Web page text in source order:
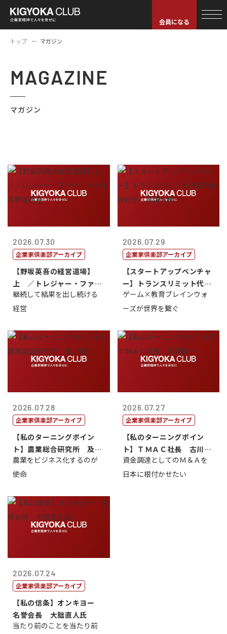
会員になる
トップ マガジン
MAGAZINE
マガジン
2026.07.30
企業家倶楽部アーカイブ
【野坂英吾の経営道場】
上 ／トレジャー・ファク
トリー社長野坂...
継続して結果を出し続ける
経営
2026.07.29
企業家倶楽部アーカイブ
【スタートアップベンチャ
ー】トランスリミット代表
取締役社長 ...
ゲーム×教育ブレインウォ
ーズが世界を繋ぐ
2026.07.28
企業家倶楽部アーカイブ
【私のターニングポイン
ト】農業総合研究所 及川
智正
農業をビジネス化するのが
使命
2026.07.27
企業家倶楽部アーカイブ
【私のターニングポイン
ト】ＴＭＡＣ社長 古川英
一
資金調達としてのＭ＆Ａを
日本に根付かせたい
2026.07.24
企業家倶楽部アーカイブ
【私の信条】オンキヨー
名誉会長 大朏直人氏
当たり前のことを当たり前